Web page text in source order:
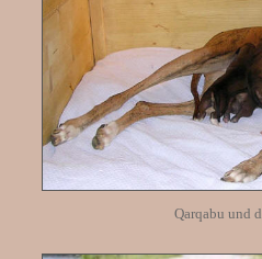
Qarqabu und